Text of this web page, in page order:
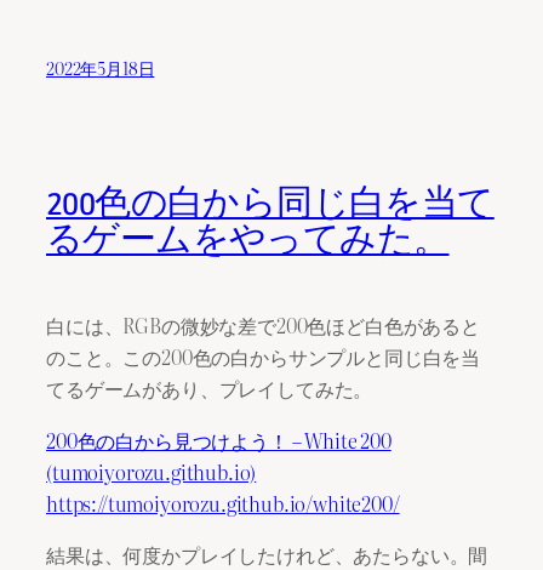
2022年5月18日
200色の白から同じ白を当て
るゲームをやってみた。
白には、RGBの微妙な差で200色ほど白色があると
のこと。この200色の白からサンプルと同じ白を当
てるゲームがあり、プレイしてみた。
200色の白から見つけよう！ – White 200
(tumoiyorozu.github.io)
https://tumoiyorozu.github.io/white200/
結果は、何度かプレイしたけれど、あたらない。間